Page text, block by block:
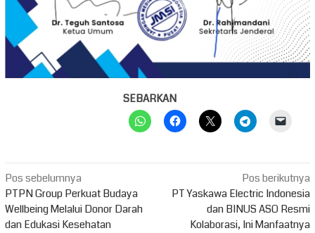
SEBARKAN
Navigasi
pos
Pos sebelumnya
PTPN Group Perkuat Budaya
Wellbeing Melalui Donor Darah
dan Edukasi Kesehatan
Pos berikutnya
PT Yaskawa Electric Indonesia
dan BINUS ASO Resmi
Kolaborasi, Ini Manfaatnya